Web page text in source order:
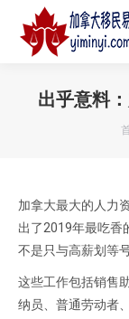
出乎意料
加拿大最大的人力
出了2019年最吃香
不是只与高薪划等
这些工作包括销售
纳员、普通劳动者